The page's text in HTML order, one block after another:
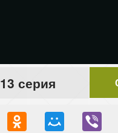
13 серия